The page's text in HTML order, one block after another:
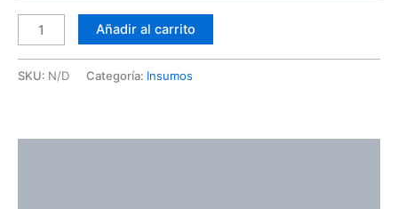
Añadir al carrito
SKU: N/D Categoría: Insumos